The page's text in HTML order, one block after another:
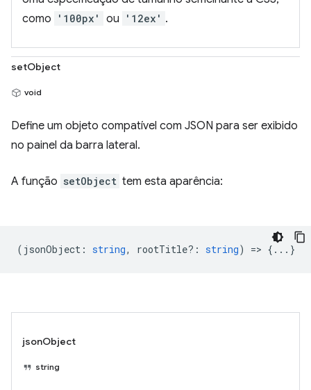
como
'100px' ou '12ex' .
setObject
void
Define um objeto compatível com JSON para ser exibido
no painel da barra lateral.
A função setObject tem esta aparência:
( jsonObject : string, rootTitle? : string) => {...}
jsonObject
string